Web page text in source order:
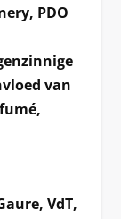
PDO
van
VdT,